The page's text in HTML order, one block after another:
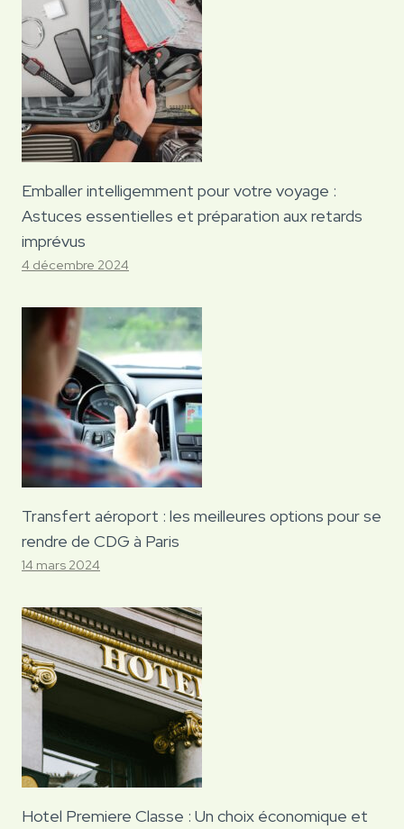
Emballer intelligemment pour votre voyage :
Astuces essentielles et préparation aux retards
imprévus
4 décembre 2024
Transfert aéroport : les meilleures options pour se
rendre de CDG à Paris
14 mars 2024
Hotel Premiere Classe : Un choix économique et